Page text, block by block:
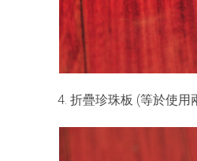
4. 折疊珍珠板 (等於使用